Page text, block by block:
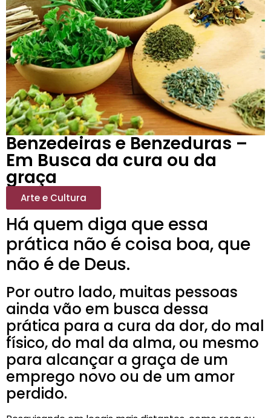
Benzedeiras e Benzeduras –
Em Busca da cura ou da
graça
Arte e Cultura
Há quem diga que essa
prática não é coisa boa, que
não é de Deus.
Por outro lado, muitas pessoas
ainda vão em busca dessa
prática para a cura da dor, do mal
físico, do mal da alma, ou mesmo
para alcançar a graça de um
emprego novo ou de um amor
perdido.